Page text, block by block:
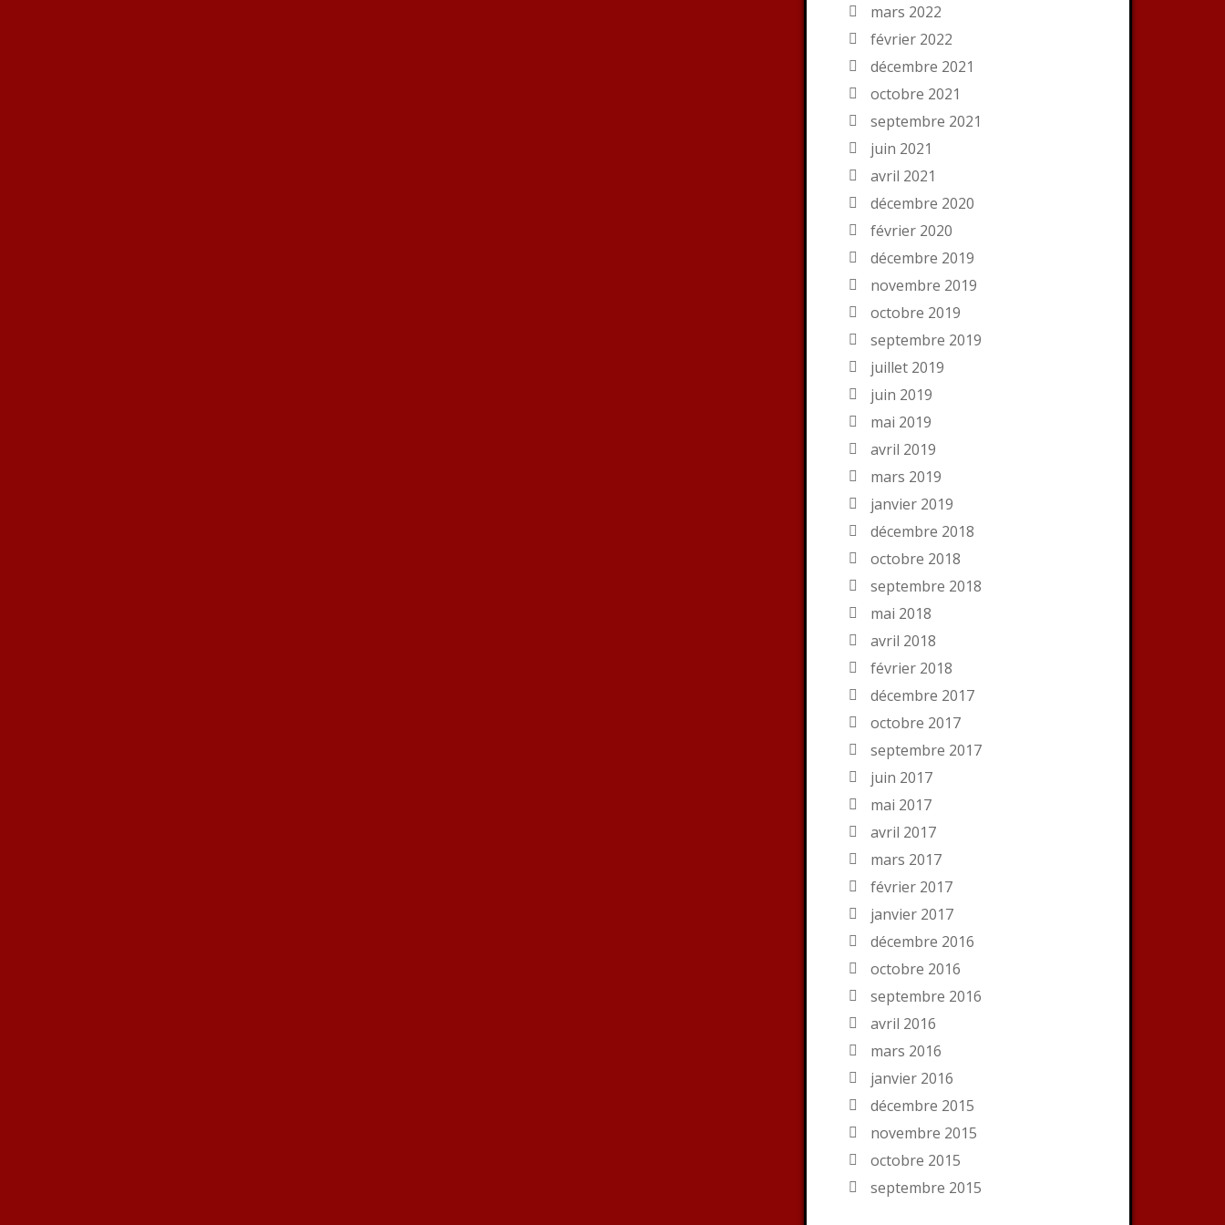
mars 2022
février 2022
décembre 2021
octobre 2021
septembre 2021
juin 2021
avril 2021
décembre 2020
février 2020
décembre 2019
novembre 2019
octobre 2019
septembre 2019
juillet 2019
juin 2019
mai 2019
avril 2019
mars 2019
janvier 2019
décembre 2018
octobre 2018
septembre 2018
mai 2018
avril 2018
février 2018
décembre 2017
octobre 2017
septembre 2017
juin 2017
mai 2017
avril 2017
mars 2017
février 2017
janvier 2017
décembre 2016
octobre 2016
septembre 2016
avril 2016
mars 2016
janvier 2016
décembre 2015
novembre 2015
octobre 2015
septembre 2015